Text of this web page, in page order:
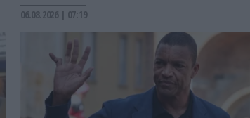
06.08.2026 | 07:19